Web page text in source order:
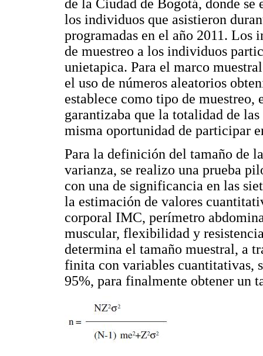
de la Ciudad de Bogotá, donde se
los individuos que asistieron
programadas en el año 2011. Los
de muestreo a los individuos
unietapica. Para el marco
el uso de números aleatorios
establece como tipo de
garantizaba que la totalidad de
misma oportunidad de participar
Para la definición del tamaño de
varianza, se realizo una prueba
con una de significancia en las
la estimación de valores
corporal IMC, perímetro
muscular, flexibilidad y
determina el tamaño muestral, a
finita con variables cuantitativas,
95%, para finalmente obtener un